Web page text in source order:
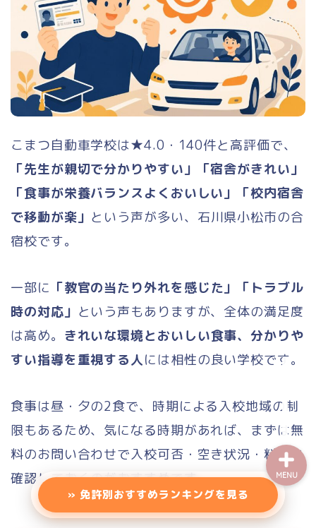
こまつ自動車学校は★4.0・140件と高評価で、
「先生が親切で分かりやすい」「宿舎がきれい」
「食事が栄養バランスよくおいしい」「校内宿舎
で移動が楽」 という声が多い、石川県小松市の合
宿校です。
一部に 「教官の当たり外れを感じた」「トラブル
時の対応」 という声もありますが、全体の満足度
は高め。 きれいな環境とおいしい食事、分かりや
すい指導を重視する人には相性の良い学校です。
食事は昼・夕の2食で、時期による入校地域の制
限もあるため、気になる時期があれば、まずは無
料のお問い合わせで入校可否・空き状況・料金を
確認しておくのがおすすめです。
» 免許別おすすめランキングを見る
MENU
料金が安い順
出発地（エリア）別
都道府県別
エリアから探す（一覧）
関東地方